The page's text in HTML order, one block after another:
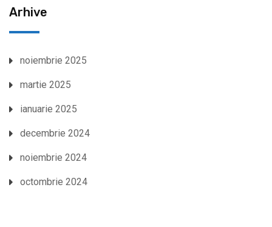
Arhive
noiembrie 2025
martie 2025
ianuarie 2025
decembrie 2024
noiembrie 2024
octombrie 2024